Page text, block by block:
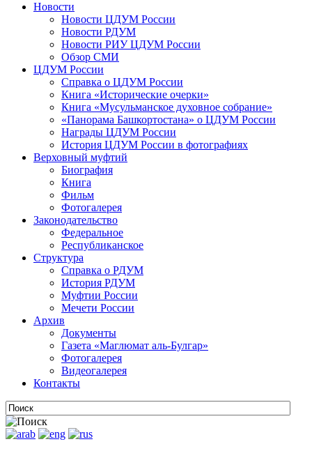
Новости
Новости ЦДУМ России
Новости РДУМ
Новости РИУ ЦДУМ России
Обзор СМИ
ЦДУМ России
Справка о ЦДУМ России
Книга «Исторические очерки»
Книга «Мусульманское духовное собрание»
«Панорама Башкортостана» о ЦДУМ России
Награды ЦДУМ России
История ЦДУМ России в фотографиях
Верховный муфтий
Биография
Книга
Фильм
Фотогалерея
Законодательство
Федеральное
Республиканское
Структура
Справка о РДУМ
История РДУМ
Муфтии России
Мечети России
Архив
Документы
Газета «Маглюмат аль-Булгар»
Фотогалерея
Видеогалерея
Контакты